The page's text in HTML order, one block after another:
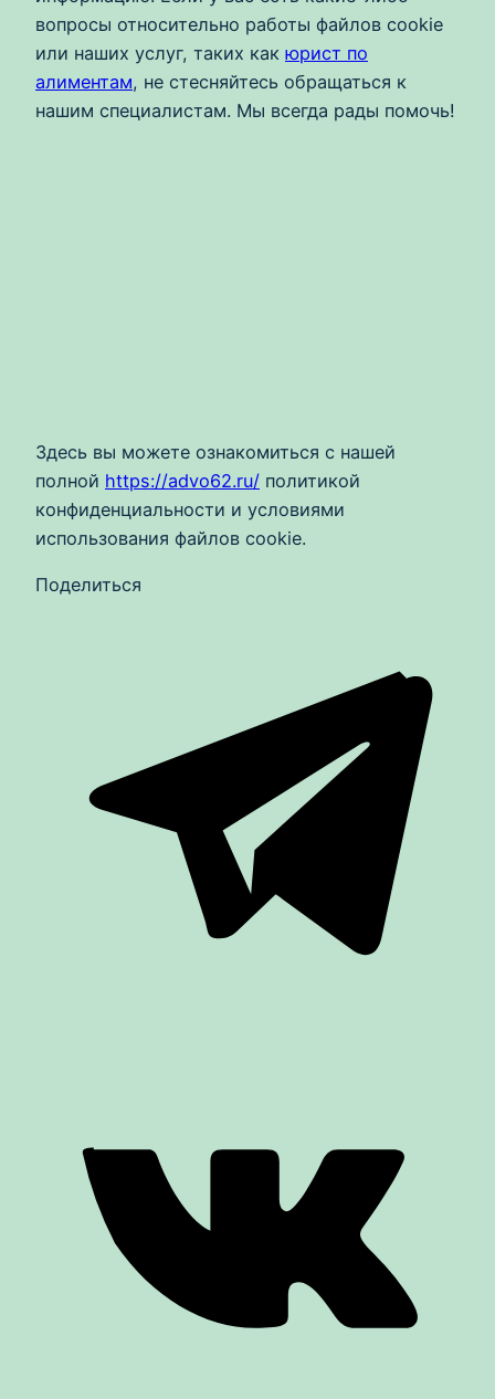
вопросы относительно работы файлов cookie
или наших услуг, таких как юрист по
алиментам, не стесняйтесь обращаться к
нашим специалистам. Мы всегда рады помочь!
Здесь вы можете ознакомиться с нашей
полной https://advo62.ru/ политикой
конфиденциальности и условиями
использования файлов cookie.
Поделиться